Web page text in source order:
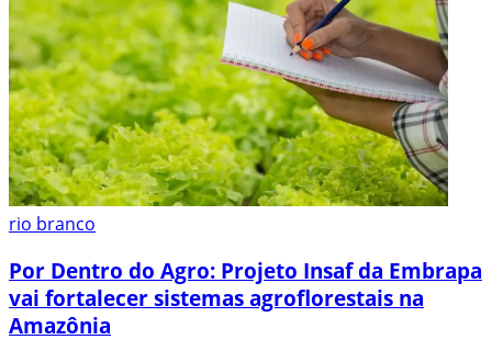
rio branco
Por Dentro do Agro: Projeto Insaf da Embrapa
vai fortalecer sistemas agroflorestais na
Amazônia